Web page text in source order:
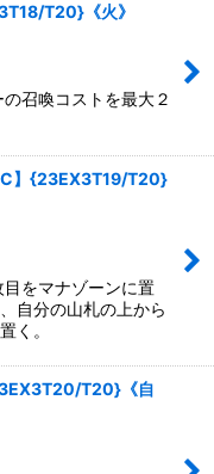
T20}《火》
召喚コストを最大２
C】{23EX3T19/T20}
をマナゾーンに置
自分の山札の上から
く。
T20}《自